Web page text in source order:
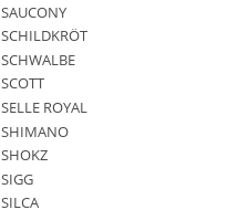
SAUCONY
SCHILDKRÖT
SCHWALBE
SCOTT
SELLE ROYAL
SHIMANO
SHOKZ
SIGG
SILCA